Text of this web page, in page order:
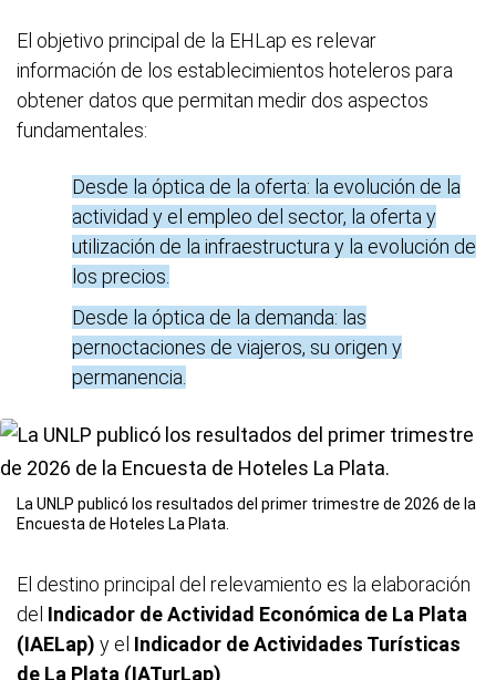
El objetivo principal de la EHLap es relevar
información de los establecimientos hoteleros para
obtener datos que permitan medir dos aspectos
fundamentales:
Desde la óptica de la oferta: la evolución de la
actividad y el empleo del sector, la oferta y
utilización de la infraestructura y la evolución de
los precios.
Desde la óptica de la demanda: las
pernoctaciones de viajeros, su origen y
permanencia.
La UNLP publicó los resultados del primer trimestre de 2026 de la
Encuesta de Hoteles La Plata.
El destino principal del relevamiento es la elaboración
del Indicador de Actividad Económica de La Plata
(IAELap) y el Indicador de Actividades Turísticas
de La Plata (IATurLap)